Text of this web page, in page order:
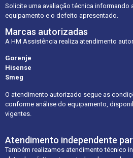
Solicite uma avaliação técnica informando
equipamento e o defeito apresentado.
Marcas autorizadas
A HM Assistência realiza atendimento
Gorenje
Hisense
Smeg
O atendimento autorizado segue as
conforme análise do equipamento,
vigentes.
Atendimento independente
Também realizamos atendimento técnico